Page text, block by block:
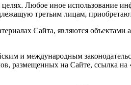
Любое иное использование
третьим лицам,
Сайта, являются
и международным
размещенных на Сайте, ссылка на